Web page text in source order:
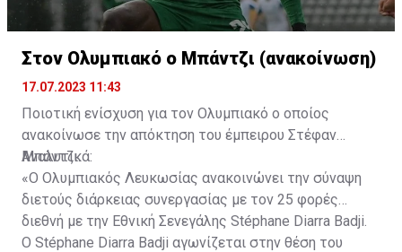
Στον Ολυμπιακό ο Μπάντζι (ανακοίνωση)
17.07.2023 11:43
Ποιοτική ενίσχυση για τον Ολυμπιακό ο οποίος
ανακοίνωσε την απόκτηση του έμπειρου Στέφαν
Μπάντζι.
Αναλυτικά:
«Ο Ολυμπιακός Λευκωσίας ανακοινώνει την σύναψη
διετούς διάρκειας συνεργασίας με τον 25 φορές
διεθνή με την Εθνική Σενεγάλης Stéphane Diarra Badji.
Ο Stéphane Diarra Badji αγωνίζεται στην θέση του